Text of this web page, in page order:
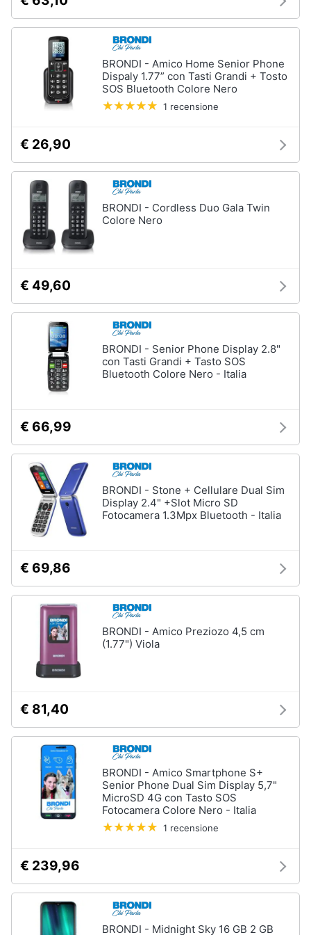
Animali
Motori
Libri,
dvd
Festività
e
ricorrenze
Promozioni
Servizi
Assistenza
BRONDI - Amico Home Senior Phone
Dispaly 1.77” con Tasti Grandi + Tosto
SOS Bluetooth Colore Nero
1 recensione
€ 26,90
BRONDI - Cordless Duo Gala Twin
Colore Nero
€ 49,60
BRONDI - Senior Phone Display 2.8"
con Tasti Grandi + Tasto SOS
Bluetooth Colore Nero - Italia
€ 66,99
BRONDI - Stone + Cellulare Dual Sim
Display 2.4" +Slot Micro SD
Fotocamera 1.3Mpx Bluetooth - Italia
€ 69,86
BRONDI - Amico Preziozo 4,5 cm
(1.77") Viola
€ 81,40
BRONDI - Amico Smartphone S+
Senior Phone Dual Sim Display 5,7"
MicroSD 4G con Tasto SOS
Fotocamera Colore Nero - Italia
1 recensione
€ 239,96
BRONDI - Midnight Sky 16 GB 2 GB